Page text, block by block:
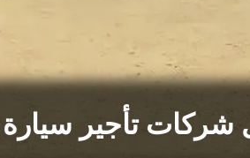
شركات تأجير